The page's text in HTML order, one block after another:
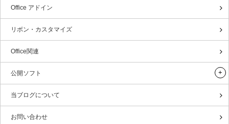
Office アドイン
リボン・カスタマイズ
Office関連
公開ソフト
当ブログについて
お問い合わせ